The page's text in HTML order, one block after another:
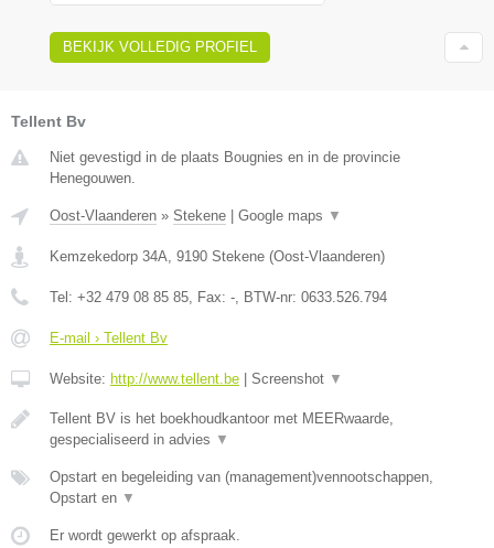
BEKIJK VOLLEDIG PROFIEL
Tellent Bv
Niet gevestigd in de plaats Bougnies en in de provincie
Henegouwen.
Oost-Vlaanderen » Stekene | Google maps ▼
Kemzekedorp 34A 9190 Stekene (Oost-Vlaanderen)
Tel: +32 479 08 85 85 , Fax: - , BTW-nr: 0633.526.794
E-mail › Tellent Bv
Website: http://www.tellent.be | Screenshot ▼
Tellent BV is het boekhoudkantoor met MEERwaarde,
gespecialiseerd in advies ▼
Opstart en begeleiding van (management)vennootschappen,
Opstart en ▼
Er wordt gewerkt op afspraak.